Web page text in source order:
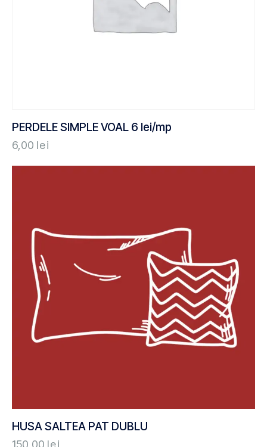
PERDELE SIMPLE VOAL 6 lei/mp
6,00 lei
HUSA SALTEA PAT DUBLU
150,00 lei